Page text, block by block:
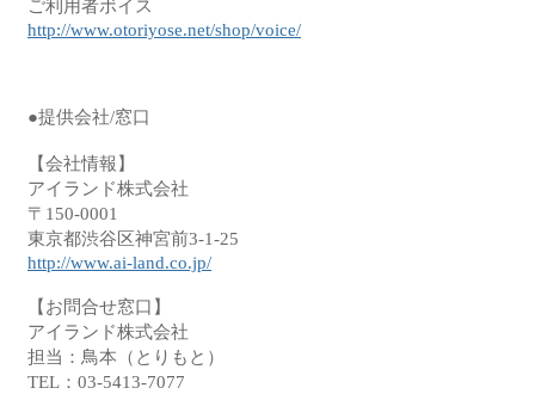
http://www.otoriyose.net/shop/voice/
●提供会社/窓口
【会社情報】
アイランド株式会社
〒150-0001
http://www.ai-land.co.jp/
【お問合せ窓口】
アイランド株式会社
担当：鳥本（とりもと）
TEL：03-5413-7077